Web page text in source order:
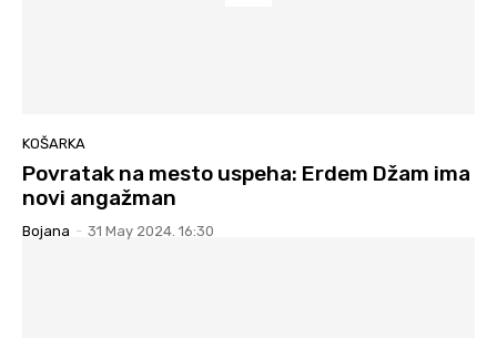
KOŠARKA
Povratak na mesto uspeha: Erdem Džam ima
novi angažman
Bojana - 31 May 2024. 16:30